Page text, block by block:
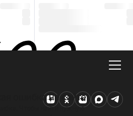
ошибка на сайте
Чтобы найти нужную